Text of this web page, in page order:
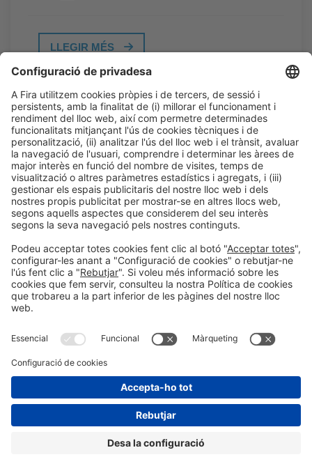
LLEGIR MÉS
Informació generalAvís legalPolítica de privacitat
Política de cookies
#PISCINABARCELONA
© 2024 Fira de Barcelona
Instagram?